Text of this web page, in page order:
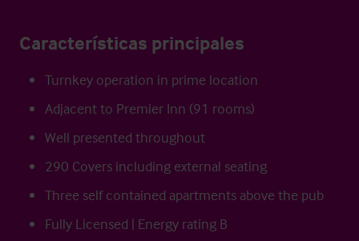
Características principales
Turnkey operation in prime location
Adjacent to Premier Inn (91 rooms)
Well presented throughout
290 Covers including external seating
Three self contained apartments above the pub
Fully Licensed | Energy rating B